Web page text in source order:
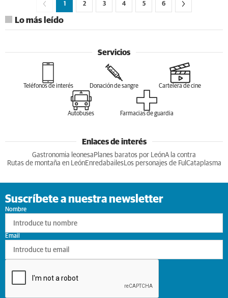
1 2 3 4 5 6
Lo más leído
Servicios
Teléfonos de interés Donación de sangre Cartelera de cine
Autobuses Farmacias de guardia
Enlaces de interés
Gastronomia leonesa Planes baratos por LeónA la contra
Rutas de montaña en LeónEnredabailesLos personajes de Ful Cataplasma
Suscríbete a nuestra newsletter
Nombre
Email